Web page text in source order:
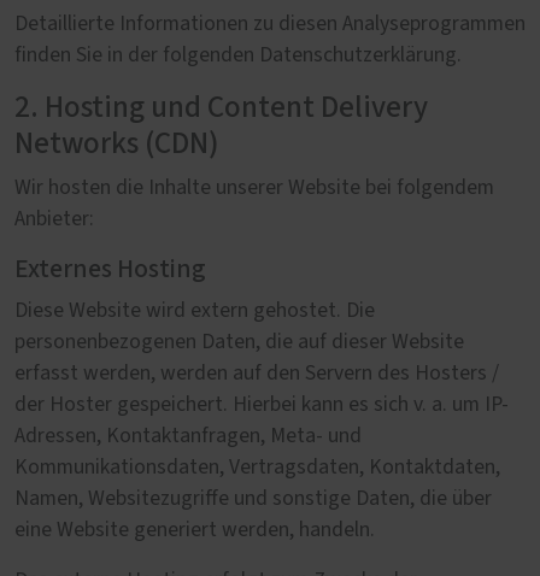
Detaillierte Informationen zu diesen Analyseprogrammen
finden Sie in der folgenden Datenschutzerklärung.
2. Hosting und Content Delivery
Networks (CDN)
Wir hosten die Inhalte unserer Website bei folgendem
Anbieter:
Externes Hosting
Diese Website wird extern gehostet. Die
personenbezogenen Daten, die auf dieser Website
erfasst werden, werden auf den Servern des Hosters /
der Hoster gespeichert. Hierbei kann es sich v. a. um IP-
Adressen, Kontaktanfragen, Meta- und
Kommunikationsdaten, Vertragsdaten, Kontaktdaten,
Namen, Websitezugriffe und sonstige Daten, die über
eine Website generiert werden, handeln.